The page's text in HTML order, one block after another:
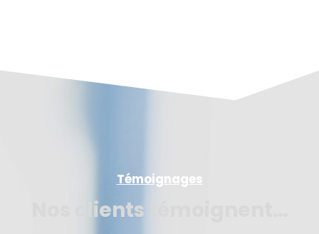
Témoignages
Nos clients témoignent…